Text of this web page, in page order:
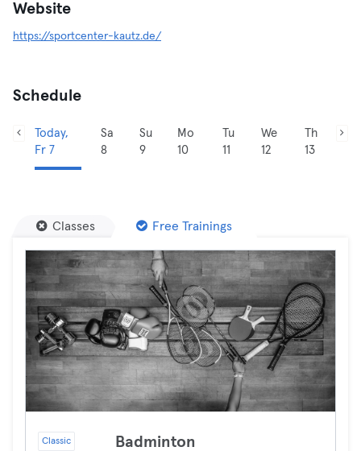
Website
https://sportcenter-kautz.de/
Schedule
Today,
Fr 7
Sa
8
Su
9
Mo
10
Tu
11
We
12
Th
13
Classes Free Trainings
Classic Badminton